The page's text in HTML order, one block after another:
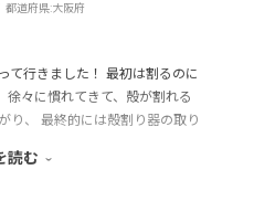
都道府県:大阪府
て行きました！ 最初は割るのに
々に慣れてきて、殻が割れる
り、 最終的には殻割り器の取り
マカデミアナッツよりも味わい
読む